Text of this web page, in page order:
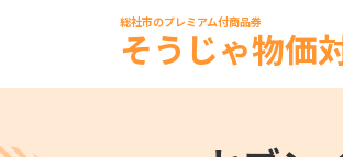
総社市のプレミアム付商品券
そうじゃ物価